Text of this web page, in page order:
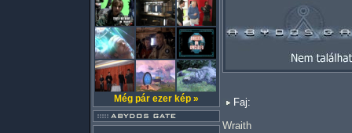
Még pár ezer kép »
Faj:
Wraith